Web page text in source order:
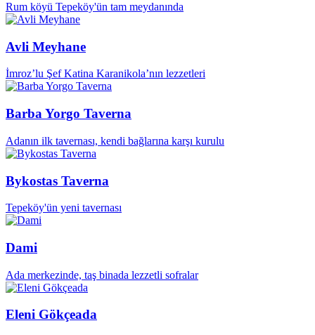
Rum köyü Tepeköy'ün tam meydanında
Avli Meyhane
İmroz’lu Şef Katina Karanikola’nın lezzetleri
Barba Yorgo Taverna
Adanın ilk tavernası, kendi bağlarına karşı kurulu
Bykostas Taverna
Tepeköy'ün yeni tavernası
Dami
Ada merkezinde, taş binada lezzetli sofralar
Eleni Gökçeada